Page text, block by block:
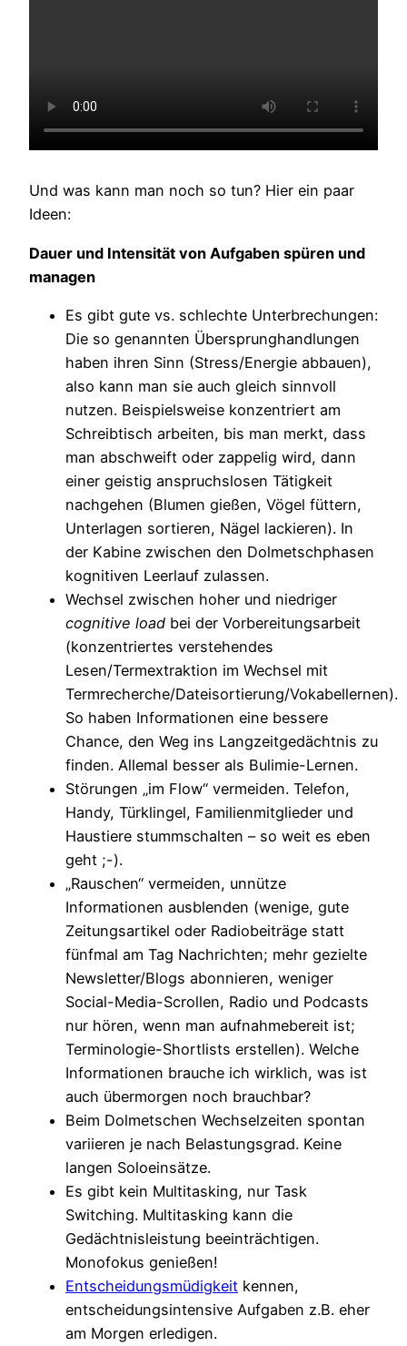
Und was kann man noch so tun? Hier ein paar
Ideen:
Dauer und Intensität von Aufgaben spüren und
managen
Es gibt gute vs. schlechte Unterbrechungen:
Die so genannten Übersprunghandlungen
haben ihren Sinn (Stress/Energie abbauen),
also kann man sie auch gleich sinnvoll
nutzen. Beispielsweise konzentriert am
Schreibtisch arbeiten, bis man merkt, dass
man abschweift oder zappelig wird, dann
einer geistig anspruchslosen Tätigkeit
nachgehen (Blumen gießen, Vögel füttern,
Unterlagen sortieren, Nägel lackieren). In
der Kabine zwischen den Dolmetschphasen
kognitiven Leerlauf zulassen.
Wechsel zwischen hoher und niedriger
cognitive load bei der Vorbereitungsarbeit
(konzentriertes verstehendes
Lesen/Termextraktion im Wechsel mit
Termrecherche/Dateisortierung/Vokabellernen).
So haben Informationen eine bessere
Chance, den Weg ins Langzeitgedächtnis zu
finden. Allemal besser als Bulimie-Lernen.
Störungen „im Flow“ vermeiden. Telefon,
Handy, Türklingel, Familienmitglieder und
Haustiere stummschalten – so weit es eben
geht ;-).
„Rauschen“ vermeiden, unnütze
Informationen ausblenden (wenige, gute
Zeitungsartikel oder Radiobeiträge statt
fünfmal am Tag Nachrichten; mehr gezielte
Newsletter/Blogs abonnieren, weniger
Social-Media-Scrollen, Radio und Podcasts
nur hören, wenn man aufnahmebereit ist;
Terminologie-Shortlists erstellen). Welche
Informationen brauche ich wirklich, was ist
auch übermorgen noch brauchbar?
Beim Dolmetschen Wechselzeiten spontan
variieren je nach Belastungsgrad. Keine
langen Soloeinsätze.
Es gibt kein Multitasking, nur Task
Switching. Multitasking kann die
Gedächtnisleistung beeinträchtigen.
Monofokus genießen!
Entscheidungsmüdigkeit kennen,
entscheidungsintensive Aufgaben z.B. eher
am Morgen erledigen.